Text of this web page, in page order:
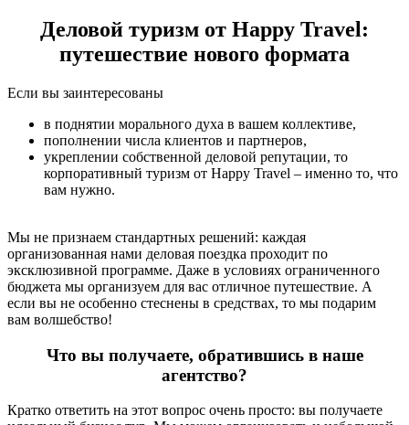
Деловой туризм от Happy Travel:
путешествие нового формата
Если вы заинтересованы
в поднятии морального духа в вашем коллективе,
пополнении числа клиентов и партнеров,
укреплении собственной деловой репутации, то
корпоративный туризм от Happy Travel – именно то, что
вам нужно.
Мы не признаем стандартных решений: каждая
организованная нами деловая поездка проходит по
эксклюзивной программе. Даже в условиях ограниченного
бюджета мы организуем для вас отличное путешествие. А
если вы не особенно стеснены в средствах, то мы подарим
вам волшебство!
Что вы получаете, обратившись в наше
агентство?
Кратко ответить на этот вопрос очень просто: вы получаете